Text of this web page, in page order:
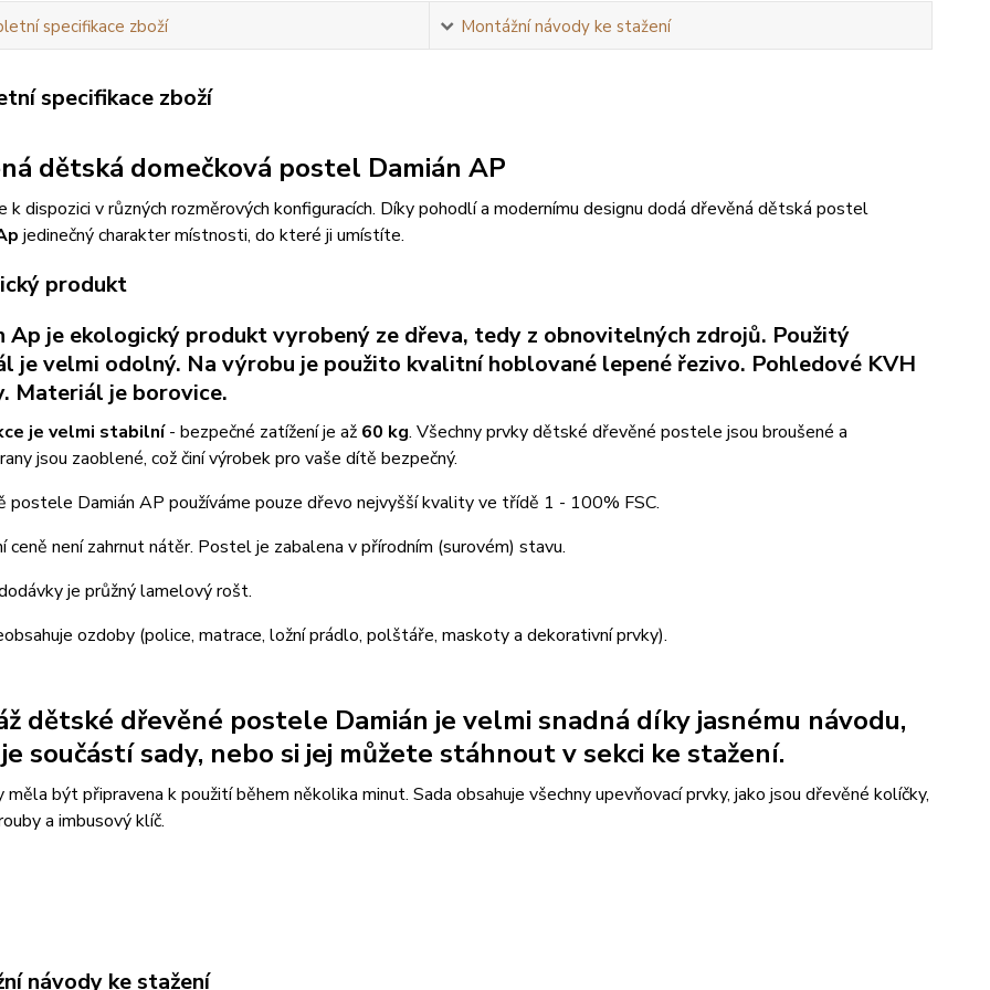
specifikace zboží Montážní návody ke stažení
specifikace zboží
dětská domečková postel Damián AP
k dispozici v různých rozměrových konfiguracích. Díky pohodlí a modernímu designu dodá dřevěná dětská postel
jedinečný charakter místnosti, do které ji umístíte.
produkt
Ap je ekologický produkt vyrobený ze dřeva, tedy z obnovitelných zdrojů. Použitý
je velmi odolný. Na výrobu je použito kvalitní hoblované lepené řezivo. Pohledové KVH
Materiál je borovice.
je velmi stabilní- bezpečné zatížení je až 60 kg. Všechny prvky dětské dřevěné postele jsou broušené a
jsou zaoblené, což činí výrobek pro vaše dítě bezpečný.
postele Damián AP používáme pouze dřevo nejvyšší kvality ve třídě 1 - 100% FSC.
ceně není zahrnut nátěr. Postel je zabalena v přírodním (surovém) stavu.
je průžný lamelový rošt.
ozdoby (police, matrace, ložní prádlo, polštáře, maskoty a dekorativní prvky).
dětské dřevěné postele Damián je velmi snadná díky jasnému návodu,
součástí sady, nebo si jej můžete stáhnout v sekci ke stažení.
být připravena k použití během několika minut. Sada obsahuje všechny upevňovací prvky, jako jsou dřevěné kolíčky,
a imbusový klíč.
návody ke stažení